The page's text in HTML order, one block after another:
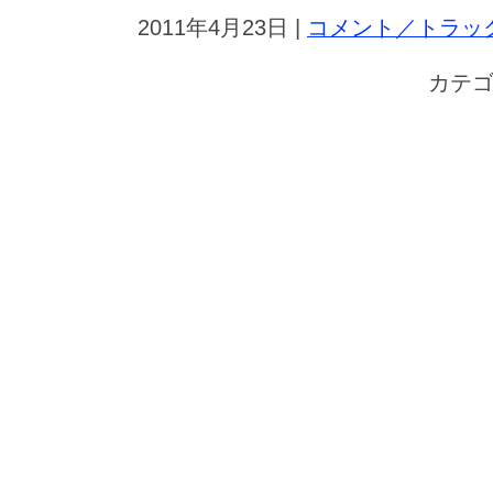
2011年4月23日 | コメント／トラッ
カテ